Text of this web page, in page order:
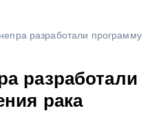
разработали программу
разработали
рака